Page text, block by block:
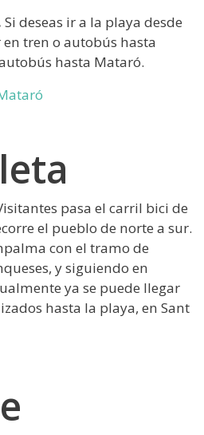
Si deseas ir a la playa desde
tren o autobús hasta
hasta Mataró.
pasa el carril bici de
el pueblo de norte a sur.
con el tramo de
y siguiendo en
ya se puede llegar
hasta la playa, en Sant